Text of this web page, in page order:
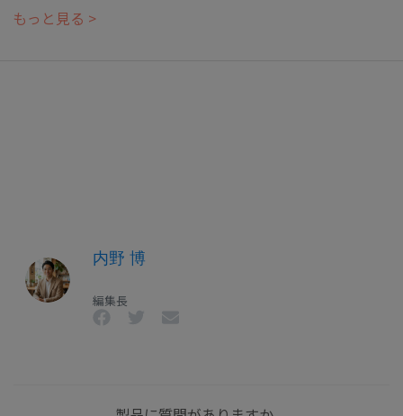
もっと見る >
内野 博
編集長